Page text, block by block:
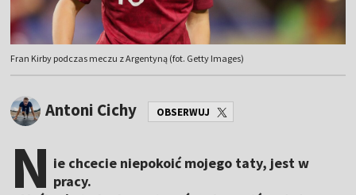
Fran Kirby podczas meczu z Argentyną (fot. Getty Images)
Antoni Cichy OBSERWUJ
N ie chcecie niepokoić mojego taty, jest w
pracy.